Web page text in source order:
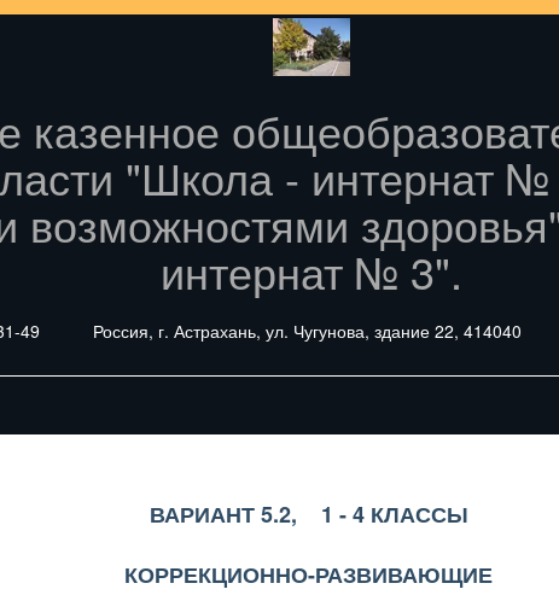
казенное
"Школа - интернат
возможностями
интернат № 3".
49 Россия, г. Астрахань, ул. Чугунова, здание 22, 414040
ВАРИАНТ 5.2,    1 - 4 КЛАССЫ
КОРРЕКЦИОННО-РАЗВИВАЮЩИЕ